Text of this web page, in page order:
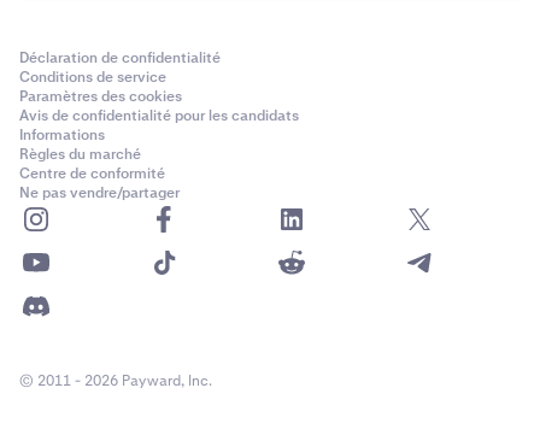
Déclaration de confidentialité
Conditions de service
Paramètres des cookies
Avis de confidentialité pour les candidats
Informations
Règles du marché
Centre de conformité
Ne pas vendre/partager
© 2011 - 2026 Payward, Inc.